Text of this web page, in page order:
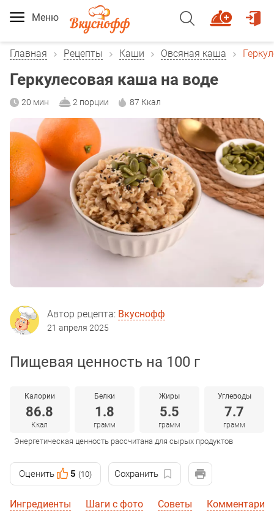
Меню
Главная Рецепты Каши Овсяная каша
Геркулесовая каша на воде
20 мин 2 порции 87 Ккал
Автор рецепта: Вкуснофф
21 апреля 2025
Пищевая ценность на 100 г
Калории
86.8
Ккал
Белки
1.8
грамм
Жиры
5.5
грамм
Углеводы
7.7
грамм
Энергетическая ценность рассчитана для сырых продуктов
Оценить 5 (10) Сохранить
Ингредиенты Шаги с фото Советы Комментарии